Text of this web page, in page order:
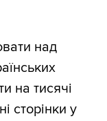
над
на тисячі
сторінки у